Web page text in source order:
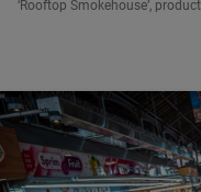
‘Rooftop Smokehouse’,